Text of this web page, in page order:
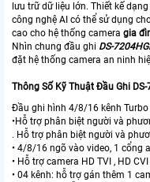
lưu trữ dữ liệu lớn. Thiết kế
công nghệ AI có thể sử dụng
cao cho hệ thống camera gia
Nhìn chung đầu ghi DS-
đặt hệ thống camera an ninh
Thông Số Kỹ Thuật Đầu Ghi DS-
Đầu ghi hình 4/8/16 kênh Turbo
•Hỗ trợ phân biệt người và
. Hỗ trợ phân biệt người và
• 4/8/16 ngõ vào video, 1 cổng
• Hỗ trợ camera HD TVI , HD
• 04 kênh: hỗ trợ gán thêm 1